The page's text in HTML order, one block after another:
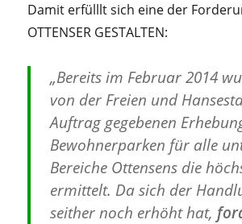
Damit erfülllt sich eine der
OTTENSER GESTALTEN:
„Bereits im Februar 2014
von der Freien und
Auftrag gegebenen
Bewohnerparken für alle
Bereiche Ottensens die
ermittelt. Da sich der
seither noch erhöht hat,